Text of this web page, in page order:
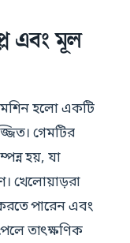
এবং মূল
হলো একটি
গেমটির
হয়, যা
খেলোয়াড়রা
পারেন এবং
তাৎক্ষণিক